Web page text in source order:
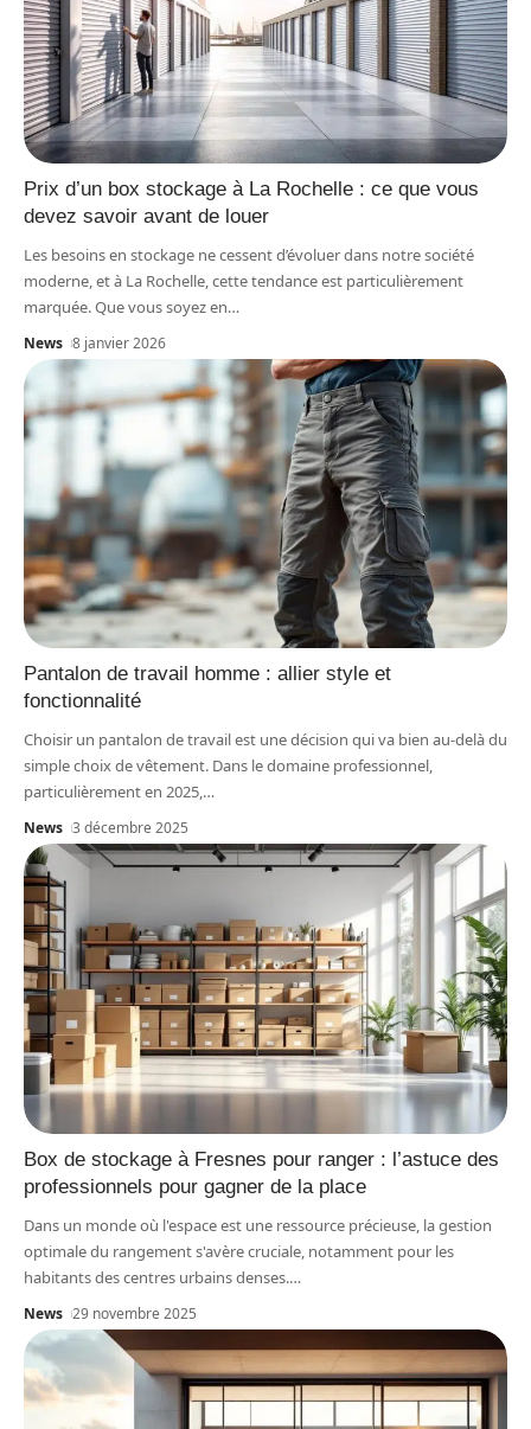
Prix d’un box stockage à La Rochelle : ce que vous
devez savoir avant de louer
Les besoins en stockage ne cessent d’évoluer dans notre société
moderne, et à La Rochelle, cette tendance est particulièrement
marquée. Que vous soyez en…
News 8 janvier 2026
Pantalon de travail homme : allier style et
fonctionnalité
Choisir un pantalon de travail est une décision qui va bien au-delà du
simple choix de vêtement. Dans le domaine professionnel,
particulièrement en 2025,…
News 3 décembre 2025
Box de stockage à Fresnes pour ranger : l’astuce des
professionnels pour gagner de la place
Dans un monde où l'espace est une ressource précieuse, la gestion
optimale du rangement s'avère cruciale, notamment pour les
habitants des centres urbains denses.…
News 29 novembre 2025